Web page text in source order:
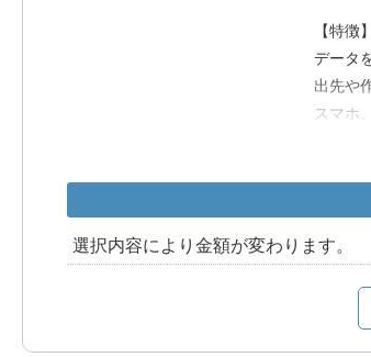
【特徴】
データ
出先や
スマホ
【選択
①ヒヤ
④リス
選択内容により金額が変わります。